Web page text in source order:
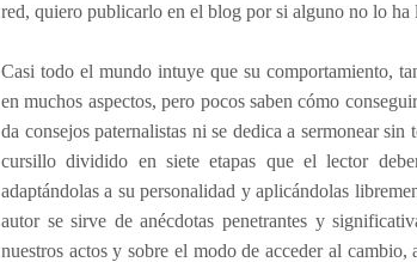
e
f
e
c
t
i
red, quiero publicarlo en el blog por si alguno no lo ha
Casi todo el mundo intuye que su comportamiento,
en muchos aspectos, pero pocos saben cómo
da consejos paternalistas ni se dedica a sermonear
cursillo dividido en siete etapas que el lector
adaptándolas a su personalidad y aplicándolas
autor se sirve de anécdotas penetrantes y
nuestros actos y sobre el modo de acceder al